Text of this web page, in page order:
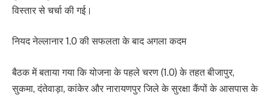
विस्तार से चर्चा की गई।
नियद नेल्लानार 1.0 की सफलता के बाद अगला कदम
बैठक में बताया गया कि योजना के पहले चरण (1.0) के तहत बीजापुर,
सुकमा, दंतेवाड़ा, कांकेर और नारायणपुर जिले के सुरक्षा कैंपों के आसपास के